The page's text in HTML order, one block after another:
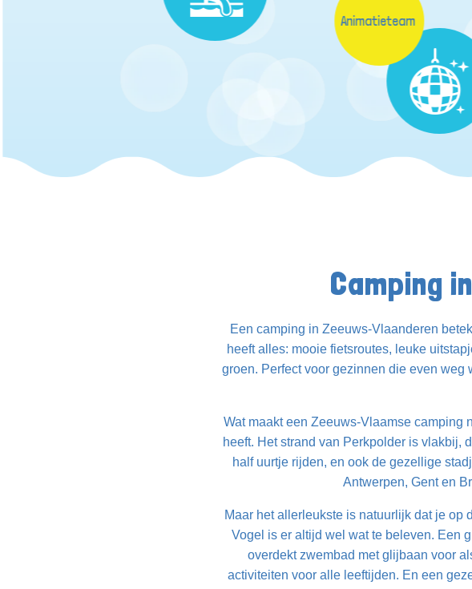
Animatieteam
Camping
Een camping in Zeeuws-Vlaanderen
heeft alles: mooie fietsroutes, leuke
groen. Perfect voor gezinnen die even
Wat maakt een Zeeuws-Vlaamse camping
heeft. Het strand van Perkpolder is vlakbij,
half uurtje rijden, en ook de gezellige
Antwerpen, Gent en
Maar het allerleukste is natuurlijk dat je op
Vogel is er altijd wel wat te beleven. Een
overdekt zwembad met glijbaan voor
activiteiten voor alle leeftijden. En een